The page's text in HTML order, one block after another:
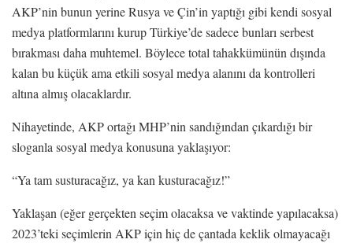
AKP’nin bunun yerine Rusya ve Çin’in yaptığı gibi kendi sosyal
medya platformlarını kurup Türkiye’de sadece bunları serbest
bırakması daha muhtemel. Böylece total tahakkümünün dışında
kalan bu küçük ama etkili sosyal medya alanını da kontrolleri
altına almış olacaklardır.
Nihayetinde, AKP ortağı MHP’nin sandığından çıkardığı bir
sloganla sosyal medya konusuna yaklaşıyor:
“Ya tam susturacağız, ya kan kusturacağız!”
Yaklaşan (eğer gerçekten seçim olacaksa ve vaktinde yapılacaksa)
2023’teki seçimlerin AKP için hiç de çantada keklik olmayacağı